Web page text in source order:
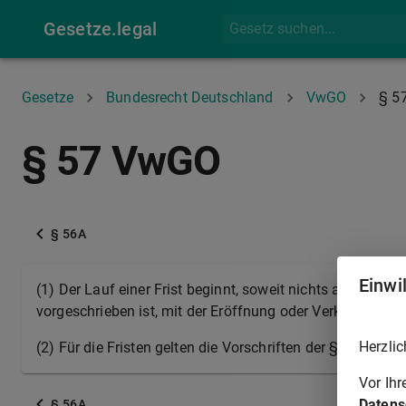
Gesetze.legal
Gesetze Bundesrecht Deutschland VwGO §
§ 57 VwGO
§ 56A
(1) Der Lauf einer Frist beginnt, soweit nichts anderes
vorgeschrieben ist, mit der Eröffnung oder Verkündung.
(2) Für die Fristen gelten die Vorschriften der §§ 222,
Vor